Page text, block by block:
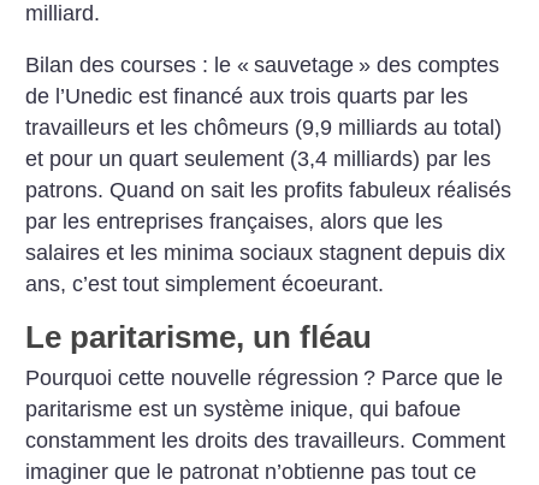
milliard.
Bilan des courses : le « sauvetage » des comptes
de l’Unedic est financé aux trois quarts par les
travailleurs et les chômeurs (9,9 milliards au total)
et pour un quart seulement (3,4 milliards) par les
patrons. Quand on sait les profits fabuleux réalisés
par les entreprises françaises, alors que les
salaires et les minima sociaux stagnent depuis dix
ans, c’est tout simplement écoeurant.
Le paritarisme, un fléau
Pourquoi cette nouvelle régression ? Parce que le
paritarisme est un système inique, qui bafoue
constamment les droits des travailleurs. Comment
imaginer que le patronat n’obtienne pas tout ce